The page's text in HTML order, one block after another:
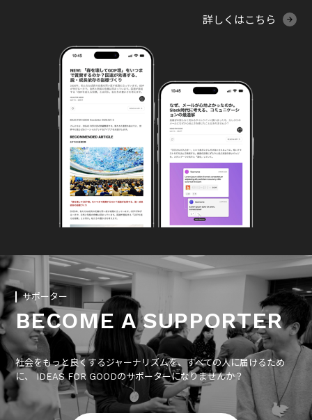
詳しくはこちら
サポーター
BECOME A SUPPORTER
社会をもっと良くするジャーナリズムを、すべての人に届けるため
に、 IDEAS FOR GOODのサポーターになりませんか？